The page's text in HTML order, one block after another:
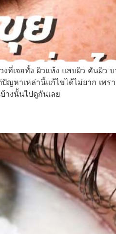
เจอทั้ง ผิวแห้ง แสบผิว คันผิว บ
หาเหล่านี้แก้ไขได้ไม่ยาก เพร
งนั้นไปดูกันเลย